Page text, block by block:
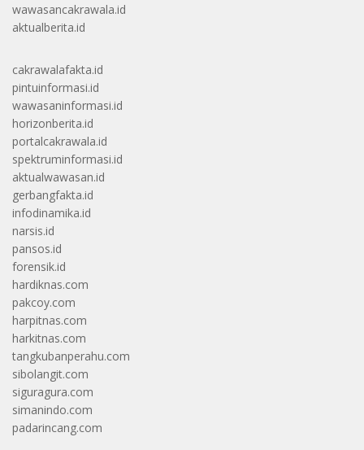
wawasancakrawala.id
aktualberita.id
cakrawalafakta.id
pintuinformasi.id
wawasaninformasi.id
horizonberita.id
portalcakrawala.id
spektruminformasi.id
aktualwawasan.id
gerbangfakta.id
infodinamika.id
narsis.id
pansos.id
forensik.id
hardiknas.com
pakcoy.com
harpitnas.com
harkitnas.com
tangkubanperahu.com
sibolangit.com
siguragura.com
simanindo.com
padarincang.com